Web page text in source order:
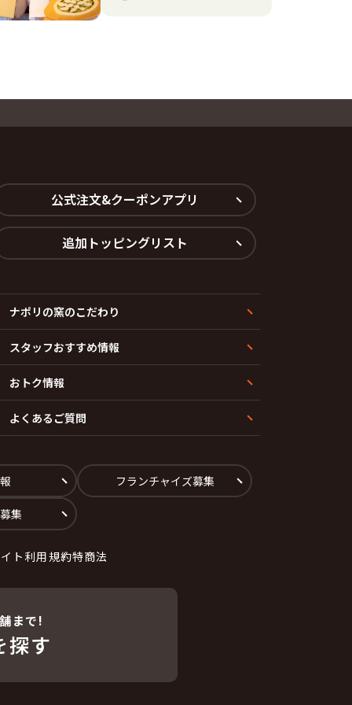
公式注文&クーポンアプリ
追加トッピングリスト
ナポリの窯のこだわり
スタッフおすすめ情報
おトク情報
よくあるご質問
フランチャイズ募集
集
ト利用規約特商法
まで!
探す